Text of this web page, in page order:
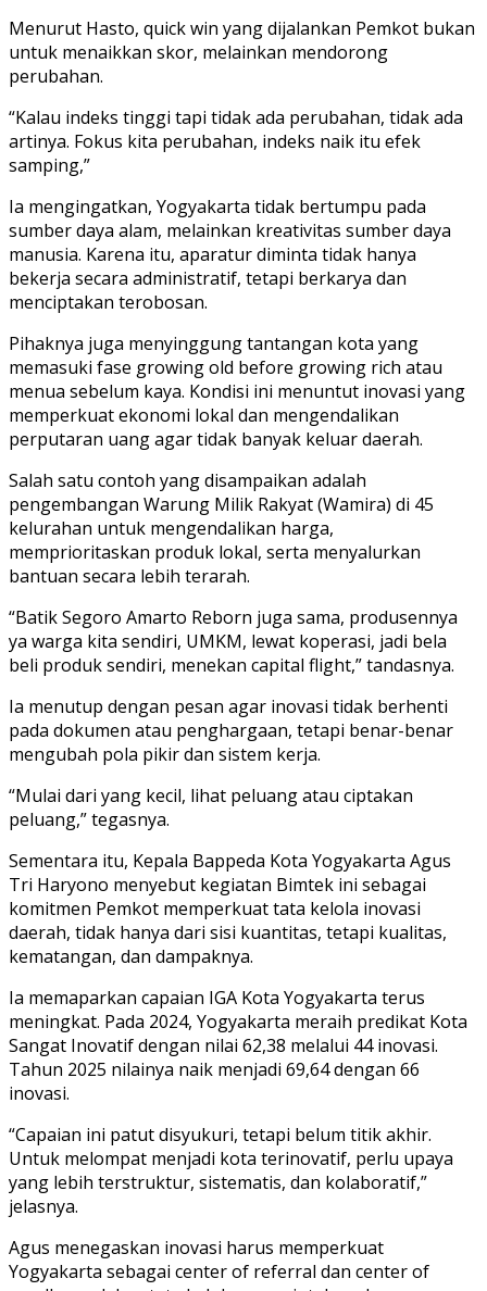
Menurut Hasto, quick win yang dijalankan Pemkot bukan
untuk menaikkan skor, melainkan mendorong
perubahan.
“Kalau indeks tinggi tapi tidak ada perubahan, tidak ada
artinya. Fokus kita perubahan, indeks naik itu efek
samping,”
Ia mengingatkan, Yogyakarta tidak bertumpu pada
sumber daya alam, melainkan kreativitas sumber daya
manusia. Karena itu, aparatur diminta tidak hanya
bekerja secara administratif, tetapi berkarya dan
menciptakan terobosan.
Pihaknya juga menyinggung tantangan kota yang
memasuki fase growing old before growing rich atau
menua sebelum kaya. Kondisi ini menuntut inovasi yang
memperkuat ekonomi lokal dan mengendalikan
perputaran uang agar tidak banyak keluar daerah.
Salah satu contoh yang disampaikan adalah
pengembangan Warung Milik Rakyat (Wamira) di 45
kelurahan untuk mengendalikan harga,
memprioritaskan produk lokal, serta menyalurkan
bantuan secara lebih terarah.
“Batik Segoro Amarto Reborn juga sama, produsennya
ya warga kita sendiri, UMKM, lewat koperasi, jadi bela
beli produk sendiri, menekan capital flight,” tandasnya.
Ia menutup dengan pesan agar inovasi tidak berhenti
pada dokumen atau penghargaan, tetapi benar-benar
mengubah pola pikir dan sistem kerja.
“Mulai dari yang kecil, lihat peluang atau ciptakan
peluang,” tegasnya.
Sementara itu, Kepala Bappeda Kota Yogyakarta Agus
Tri Haryono menyebut kegiatan Bimtek ini sebagai
komitmen Pemkot memperkuat tata kelola inovasi
daerah, tidak hanya dari sisi kuantitas, tetapi kualitas,
kematangan, dan dampaknya.
Ia memaparkan capaian IGA Kota Yogyakarta terus
meningkat. Pada 2024, Yogyakarta meraih predikat Kota
Sangat Inovatif dengan nilai 62,38 melalui 44 inovasi.
Tahun 2025 nilainya naik menjadi 69,64 dengan 66
inovasi.
“Capaian ini patut disyukuri, tetapi belum titik akhir.
Untuk melompat menjadi kota terinovatif, perlu upaya
yang lebih terstruktur, sistematis, dan kolaboratif,”
jelasnya.
Agus menegaskan inovasi harus memperkuat
Yogyakarta sebagai center of referral dan center of